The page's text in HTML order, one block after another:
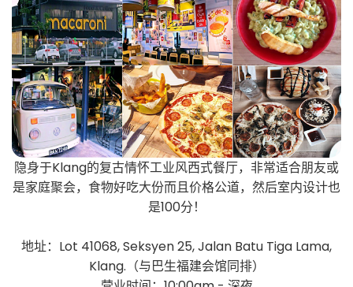
隐身于Klang的复古情怀工业风西式餐厅，非常适合朋友或
是家庭聚会，食物好吃大份而且价格公道，然后室内设计也
是100分！
地址：Lot 41068, Seksyen 25, Jalan Batu Tiga Lama,
Klang.（与巴生福建会馆同排）